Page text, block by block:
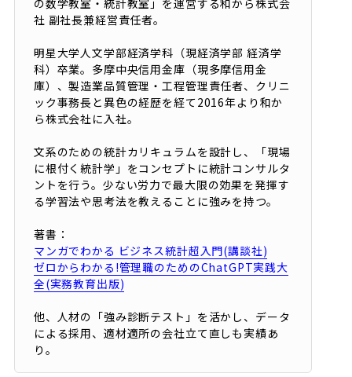
の数学教室・統計教室」を運営する和から株式会
社 副社長兼経営責任者。
明星大学人文学部経済学科（現経済学部 経済学
科）卒業。多摩中央信用金庫（現多摩信用金
庫）、製造業品質管理・工程管理責任者、クリニ
ック事務長と異色の経歴を経て2016年より和か
ら株式会社に入社。
文系のための統計カリキュラムを設計し、「現場
に根付く統計学」をコンセプトに統計コンサルタ
ントを行う。少ない労力で最大限の効果を発揮す
る学習法や思考法を教えることに強みを持つ。
著書：
マンガでわかる ビジネス統計超入門(講談社)
ゼロからわかる!管理職のためのChatGPT実践大
全(実務教育出版)
他、人材の「強み診断テスト」を活かし、データ
による採用、適材適所の会社立て直しも実績あ
り。